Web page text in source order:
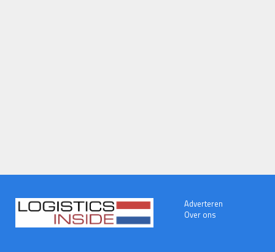
Adverteren
Over ons